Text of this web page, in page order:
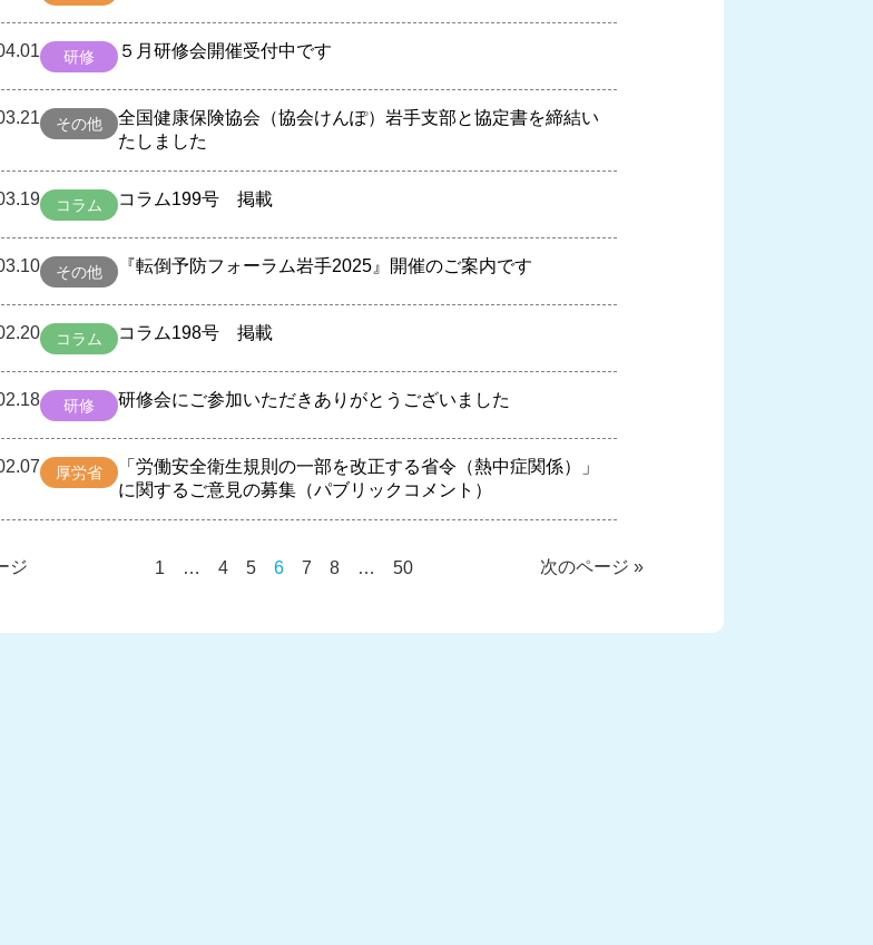
研修 ５月研修会開催受付中です
その他
全国健康保険協会（協会けんぽ）岩手支部と協定書を締結い
たしました
コラム コラム199号 掲載
その他 『転倒予防フォーラム岩手2025』開催のご案内です
コラム コラム198号 掲載
研修 研修会にご参加いただきありがとうございました
厚労省
「労働安全衛生規則の一部を改正する省令（熱中症関係）」
に関するご意見の募集（パブリックコメント）
ジ 1 … 4 5 6 7 8 … 50 次のページ »